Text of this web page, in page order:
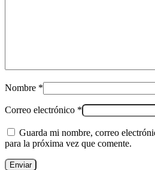
Nombre *
Correo electrónico *
Guarda mi nombre, correo
para la próxima vez que comente.